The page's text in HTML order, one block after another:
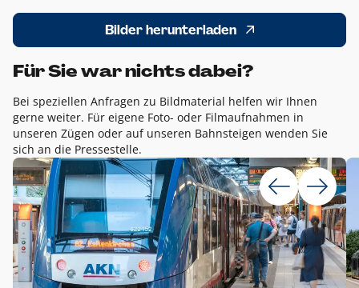
Bilder herunterladen
Für Sie war nichts dabei?
Bei speziellen Anfragen zu Bildmaterial helfen wir Ihnen
gerne weiter. Für eigene Foto- oder Filmaufnahmen in
unseren Zügen oder auf unseren Bahnsteigen wenden Sie
sich an die Pressestelle.